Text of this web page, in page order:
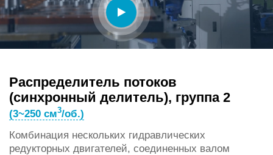
Распределитель потоков
(синхронный делитель), группа 2
(3~250 см3/об.)
Комбинация нескольких гидравлических
редукторных двигателей, соединенных валом